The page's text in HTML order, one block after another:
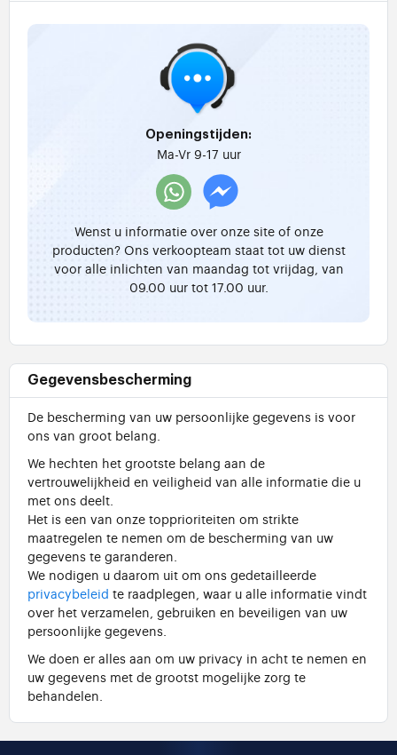
Openingstijden:
Ma-Vr 9-17 uur
Wenst u informatie over onze site of onze
producten? Ons verkoopteam staat tot uw dienst
voor alle inlichten van maandag tot vrijdag, van
09.00 uur tot 17.00 uur.
Gegevensbescherming
De bescherming van uw persoonlijke gegevens is voor
ons van groot belang.
We hechten het grootste belang aan de
vertrouwelijkheid en veiligheid van alle informatie die u
met ons deelt.
Het is een van onze topprioriteiten om strikte
maatregelen te nemen om de bescherming van uw
gegevens te garanderen.
We nodigen u daarom uit om ons gedetailleerde
privacybeleid te raadplegen, waar u alle informatie vindt
over het verzamelen, gebruiken en beveiligen van uw
persoonlijke gegevens.
We doen er alles aan om uw privacy in acht te nemen en
uw gegevens met de grootst mogelijke zorg te
behandelen.